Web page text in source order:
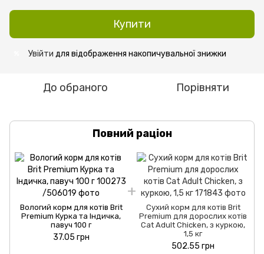
Купити
Увійти для відображення накопичувальної знижки
До обраного Порівняти
Повний раціон
Вологий корм для котів Brit
Premium Курка та Індичка,
павуч 100 г
37.05 грн
Сухий корм для котів Brit
Premium для дорослих котів
Cat Adult Chicken, з куркою,
1,5 кг
502.55 грн